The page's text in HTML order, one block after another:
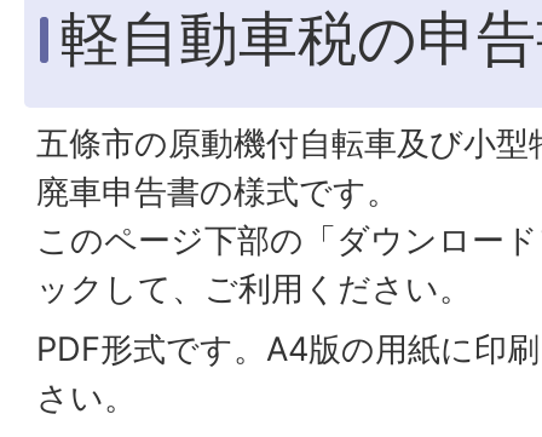
軽自動車税の申
五條市の原動機付自転車及び小
廃車申告書の様式です。
このページ下部の「ダウンロー
ックして、ご利用ください。
PDF形式です。A4版の用紙に印
さい。